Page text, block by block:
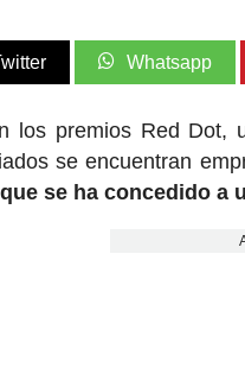
Whatsapp
los premios Red Dot,
se encuentran
se ha concedido a